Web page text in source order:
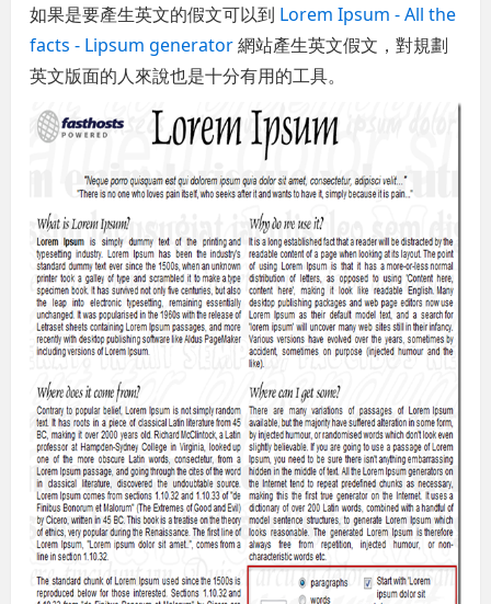
如果是要產生英文的假文可以到 Lorem Ipsum - All the
facts - Lipsum generator網站產生英文假文，對規劃
英文版面的人來說也是十分有用的工具。